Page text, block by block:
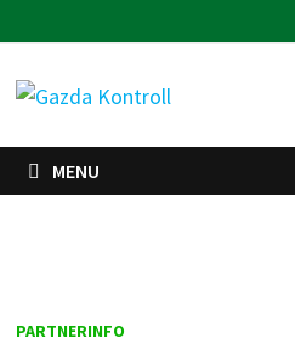
to
content
MENU
PARTNERINFO